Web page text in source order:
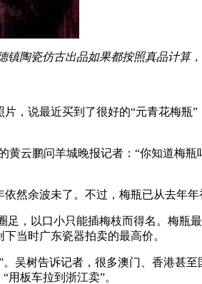
陶瓷仿古出品如果都按照真品计算
，说最近买到了很好的“元青花梅
云鹏问羊城晚报记者：“你知道梅
然余波未了。不过，梅瓶已从去年年
，以口小只能插梅枝而得名。梅瓶
当时广东瓷器拍卖的最高价。
吴树告诉记者，很多澳门、香港甚
板车拉到浙江卖”。